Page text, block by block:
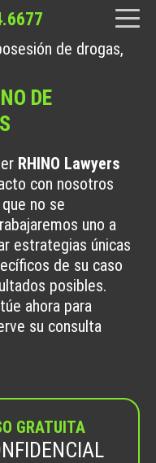
de drogas,
DE
RHINO Lawyers
con nosotros
no se
uno a
estrategias únicas
de su caso
posibles.
ahora para
su consulta
GRATUITA